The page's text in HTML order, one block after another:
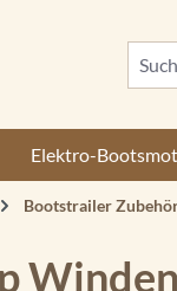
Elektro-
Bootstrailer